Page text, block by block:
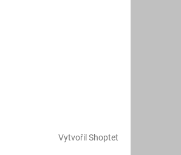
Vytvořil Shoptet